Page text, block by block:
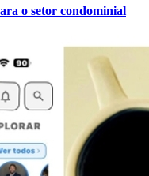
o setor condominial